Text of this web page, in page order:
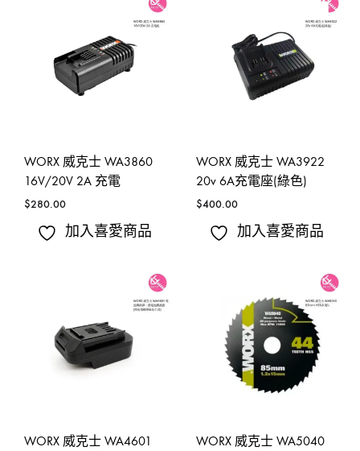
WORX 威克士 WA3860
16V/20V 2A 充電
$280.00
加入喜愛商品
WORX 威克士 WA3922
20v 6A充電座(綠色)
$400.00
加入喜愛商品
WORX 威克士 WA4601
WORX 威克士 WA5040